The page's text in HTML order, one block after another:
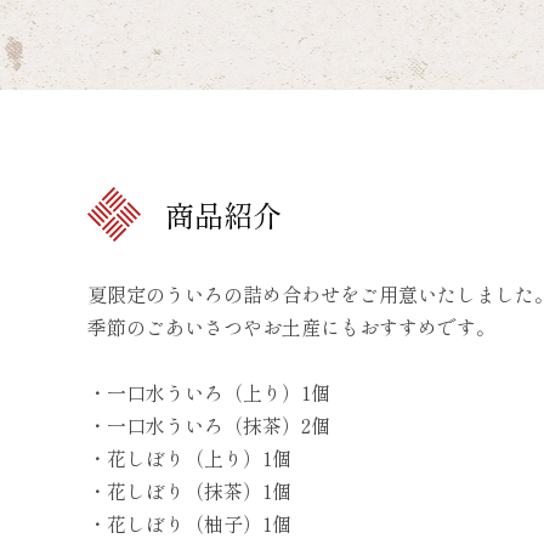
商品紹介
夏限定のういろの詰め合わせをご用意いたしました
季節のごあいさつやお土産にもおすすめです。
・一口水ういろ（上り）1個
・一口水ういろ（抹茶）2個
・花しぼり（上り）1個
・花しぼり（抹茶）1個
・花しぼり（柚子）1個